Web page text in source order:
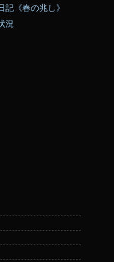
《春の兆し》
況